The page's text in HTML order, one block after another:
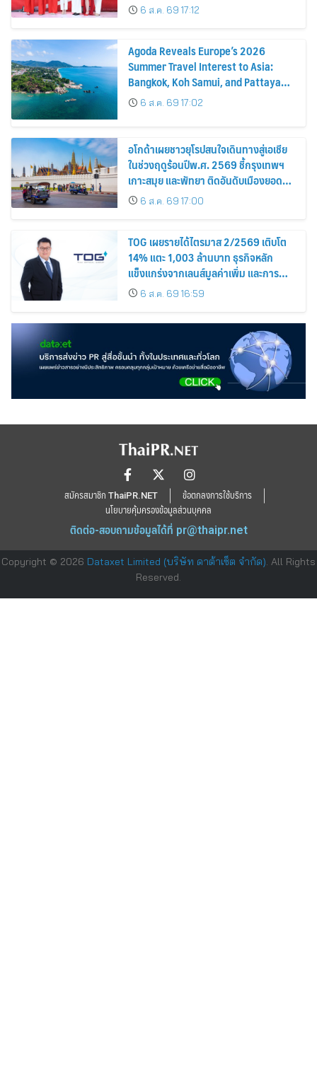
6 ส.ค. 69 17:12
Agoda Reveals Europe’s 2026
Summer Travel Interest to Asia:
Bangkok, Koh Samui, and Pattaya
Among the Top Cities
6 ส.ค. 69 17:02
อโกด้าเผยชาวยุโรปสนใจเดินทางสู่เอเชีย
ในช่วงฤดูร้อนปีพ.ศ. 2569 ชี้กรุงเทพฯ
เกาะสมุย และพัทยา ติดอันดับเมืองยอด
นิยม6 ส.ค. 69 17:00
TOG เผยรายได้ไตรมาส 2/2569 เติบโต
14% แตะ 1,003 ล้านบาท ธุรกิจหลัก
แข็งแกร่งจากเลนส์มูลค่าเพิ่ม และการ
ขยายตลาดต่างประเทศ พร้อมเดินหน้า
ลงทุนเพื่อการเติบโตระยะยาว
6 ส.ค. 69 16:59
สมัครสมาชิก ThaiPR.NET
ข้อตกลงการใช้บริการ
นโยบายคุ้มครองข้อมูลส่วนบุคคล
ติดต่อ-สอบถามข้อมูลได้ที่ pr@thaipr.net
Copyright © 2026 Dataxet Limited (บริษัท ดาต้าเซ็ต จำกัด). All Rights
Reserved.